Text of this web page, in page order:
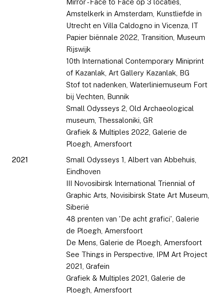
Mirror - Face to Face op 3 locaties,
Amstelkerk in Amsterdam, Kunstliefde in
Utrecht en Villa Caldogno in Vicenza, IT
Papier biënnale 2022, Transition, Museum
Rijswijk
10th International Contemporary Miniprint
of Kazanlak, Art Gallery Kazanlak, BG
Stof tot nadenken, Waterliniemuseum Fort
bij Vechten, Bunnik
Small Odysseys 2, Old Archaeological
museum, Thessaloniki, GR
Grafiek & Multiples 2022, Galerie de
Ploegh, Amersfoort
2021
Small Odysseys 1, Albert van Abbehuis,
Eindhoven
III Novosibirsk International Triennial of
Graphic Arts, Novisibirsk State Art Museum,
Siberië
48 prenten van 'De acht grafici', Galerie
de Ploegh, Amersfoort
De Mens, Galerie de Ploegh, Amersfoort
See Things in Perspective, IPM Art Project
2021, Grafein
Grafiek & Multiples 2021, Galerie de
Ploegh, Amersfoort